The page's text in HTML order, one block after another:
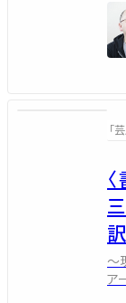
「
訳
～
ア